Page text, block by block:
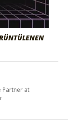
Partner at